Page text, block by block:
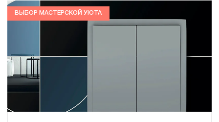
ВЫБОР МАСТЕРСКОЙ УЮТА